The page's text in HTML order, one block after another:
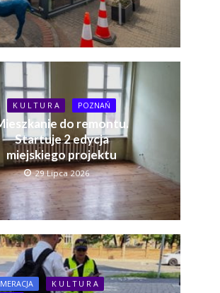
K U L T U R A POZNAŃ
do remontu.
Startuje 2 edycja
miejskiego projektu
29 Lipca 2026
K U L T U R A